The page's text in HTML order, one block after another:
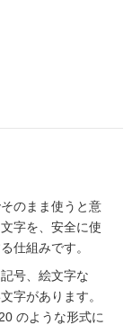
のまま使うと意
字を、安全に使
仕組みです。
号、絵文字な
字があります。
のような形式に